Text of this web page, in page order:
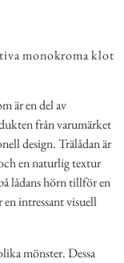
monokroma klot
är en del av
från varumärket
design. Trälådan är
en naturlig textur
lådans hörn tillför en
intressant visuell
mönster. Dessa